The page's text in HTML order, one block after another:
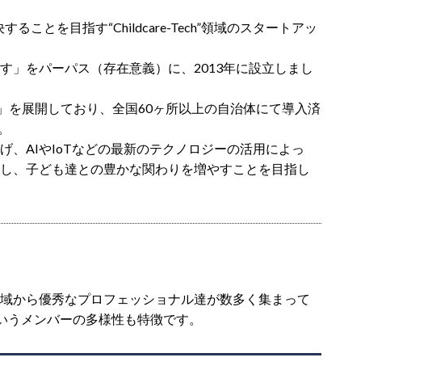
ることを目指す“Childcare-Tech”領域のスタートアッ
」をパーパス（存在意義）に、2013年に設立しまし
展開しており、全国60ヶ所以上の自治体にて導入済
、AIやIoTなどの最新のテクノロジーの活用によっ
、子ども達との豊かな関わりを増やすことを目指し
から優秀なプロフェッショナル達が数多く集まって
メンバーの多様性も特徴です。